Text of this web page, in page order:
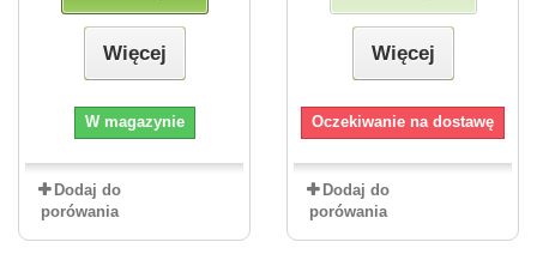
Więcej
W magazynie
Dodaj do
porówania
Więcej
Oczekiwanie na dostawę
Dodaj do
porówania